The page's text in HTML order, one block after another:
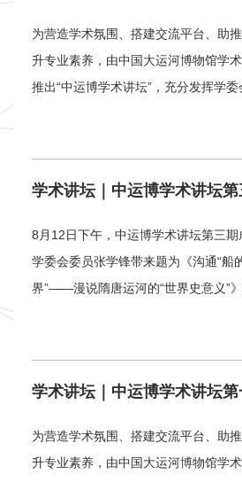
为营造学术氛围、搭建交流平台、助
升专业素养，由中国大运河博物馆学
推出“中运博学术讲坛”，充分发挥学委
浙江大学博士生导师——毛若寒带来
物馆在职员工及实习生60余人参加此
学术讲坛｜中运博学术讲坛第
8月12日下午，中运博学术讲坛第三
学委会委员张学锋带来题为《沟通“船
界”——漫说隋唐运河的“世界史意义”》
人参加此次学术讲坛。专家介绍张学
会长、中国唐史学会理事、江苏省六
学术讲坛｜中运博学术讲坛第
为营造学术氛围、搭建交流平台、助
升专业素养，由中国大运河博物馆学